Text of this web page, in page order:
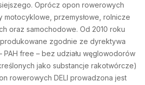
Oprócz opon rowerowych
motocyklowe, przemysłowe, rolnicze
oraz samochodowe. Od 2010 roku
zgodnie ze dyrektywa
free – bez udziału węglowodorów
jako substancje rakotwórcze)
rowerowych DELI prowadzona jest